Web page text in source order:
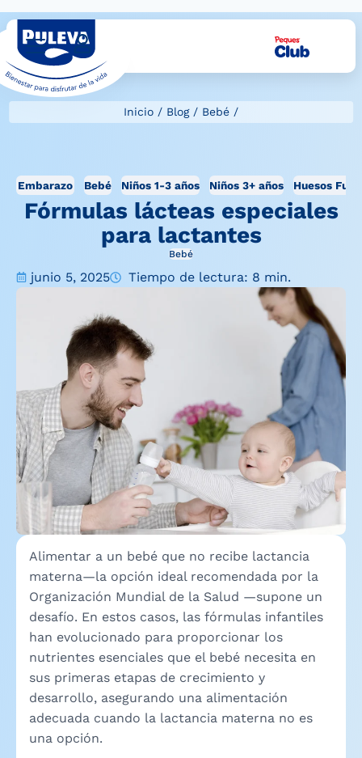
Inicio / Blog/ Bebé /
Embarazo Bebé Niños 1-3 años Niños 3+ años Huesos
Fórmulas lácteas especiales
para lactantes
Bebé
junio 5, 2025 Tiempo de lectura: 8 min.
Alimentar a un bebé que no recibe lactancia
materna—la opción ideal recomendada por la
Organización Mundial de la Salud —supone un
desafío. En estos casos, las fórmulas infantiles
han evolucionado para proporcionar los
nutrientes esenciales que el bebé necesita en
sus primeras etapas de crecimiento y
desarrollo, asegurando una alimentación
adecuada cuando la lactancia materna no es
una opción.